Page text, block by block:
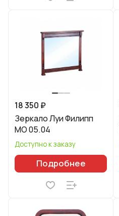
18 350 ₽
Зеркало Луи Филипп
МО 05.04
Доступно к заказу
Подробнее